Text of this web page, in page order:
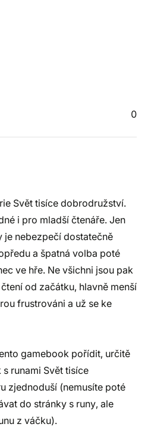
0
Svět tisíce dobrodružství.
i pro mladší čtenáře. Jen
je nebezpečí dostatečně
a špatná volba poté
ve hře. Ne všichni jsou pak
od začátku, hlavně menší
frustrováni a už se ke
gamebook pořídit, určitě
runami Svět tisíce
zjednoduší (nemusíte poté
do stránky s runy, ale
z váčku).